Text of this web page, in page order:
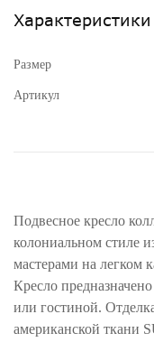
Характеристики
Размер
Артикул
Подвесное кресло
колониальном стиле
мастерами на легком
Кресло
или гостиной.
американской ткани